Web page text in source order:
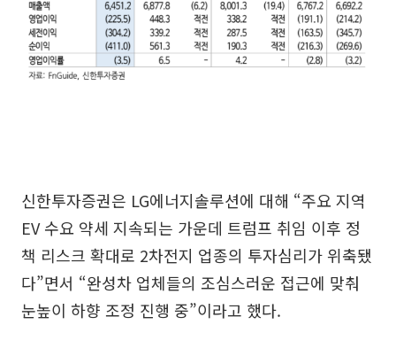
신한투자증권은 LG에너지솔루션에 대해 “주요 지역
EV 수요 약세 지속되는 가운데 트럼프 취임 이후 정
책 리스크 확대로 2차전지 업종의 투자심리가 위축됐
다”면서 “완성차 업체들의 조심스러운 접근에 맞춰
눈높이 하향 조정 진행 중”이라고 했다.